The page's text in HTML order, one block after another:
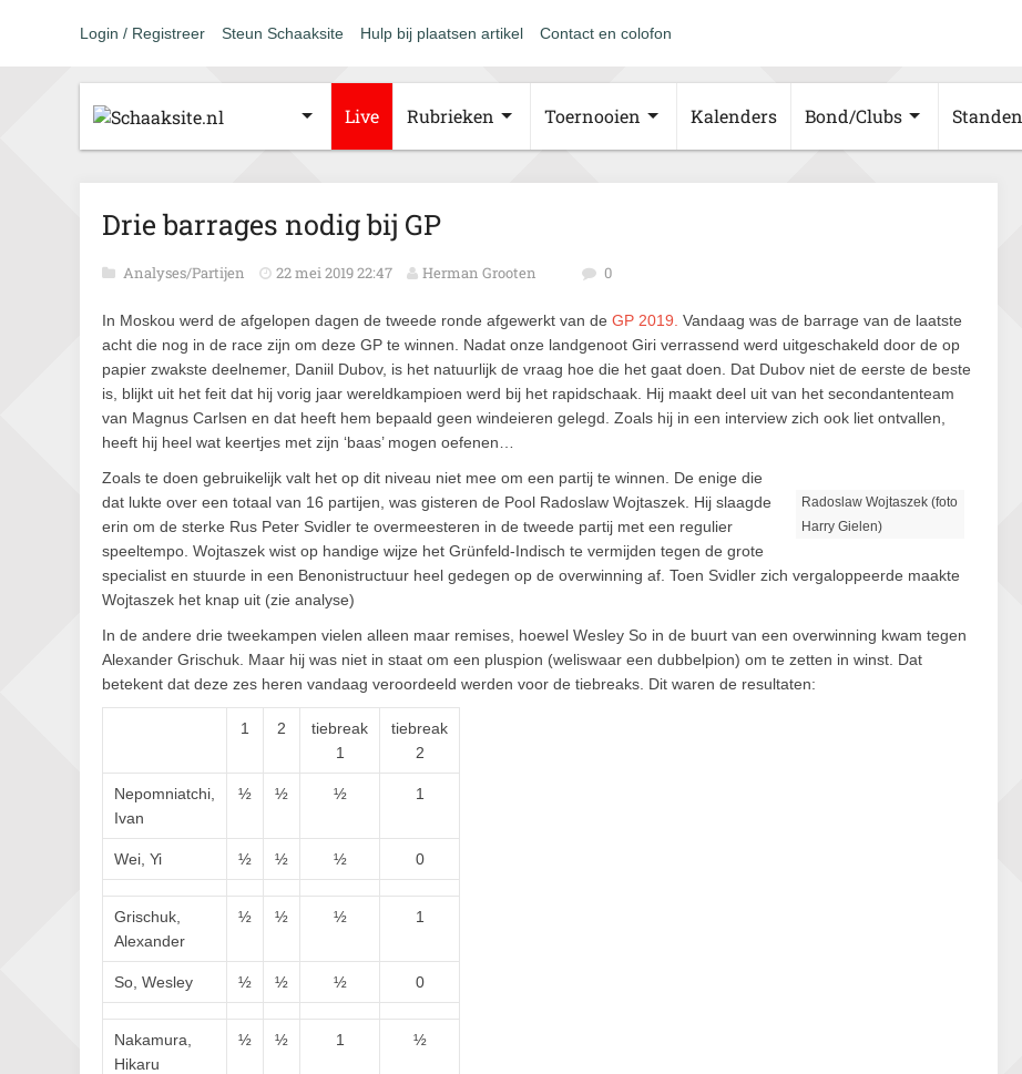
Login / Registreer Steun Schaaksite Hulp bij plaatsen artikel Contact en colofon
Live Rubrieken Toernooien Kalenders Bond/Clubs Standen
Drie barrages nodig bij GP
Analyses/Partijen 22 mei 2019 22:47 Herman Grooten 0
In Moskou werd de afgelopen dagen de tweede ronde afgewerkt van de GP 2019. Vandaag was de barrage van de laatste
acht die nog in de race zijn om deze GP te winnen. Nadat onze landgenoot Giri verrassend werd uitgeschakeld door de op
papier zwakste deelnemer, Daniil Dubov, is het natuurlijk de vraag hoe die het gaat doen. Dat Dubov niet de eerste de beste
is, blijkt uit het feit dat hij vorig jaar wereldkampioen werd bij het rapidschaak. Hij maakt deel uit van het secondantenteam
van Magnus Carlsen en dat heeft hem bepaald geen windeieren gelegd. Zoals hij in een interview zich ook liet ontvallen,
heeft hij heel wat keertjes met zijn ‘baas’ mogen oefenen…
Radoslaw Wojtaszek (foto
Harry Gielen)
Zoals te doen gebruikelijk valt het op dit niveau niet mee om een partij te winnen. De enige die
dat lukte over een totaal van 16 partijen, was gisteren de Pool Radoslaw Wojtaszek. Hij slaagde
erin om de sterke Rus Peter Svidler te overmeesteren in de tweede partij met een regulier
speeltempo. Wojtaszek wist op handige wijze het Grünfeld-Indisch te vermijden tegen de grote
specialist en stuurde in een Benonistructuur heel gedegen op de overwinning af. Toen Svidler zich vergaloppeerde maakte
Wojtaszek het knap uit (zie analyse)
In de andere drie tweekampen vielen alleen maar remises, hoewel Wesley So in de buurt van een overwinning kwam tegen
Alexander Grischuk. Maar hij was niet in staat om een pluspion (weliswaar een dubbelpion) om te zetten in winst. Dat
betekent dat deze zes heren vandaag veroordeeld werden voor de tiebreaks. Dit waren de resultaten:
1 2
tiebreak
1
tiebreak
2
Nepomniatchi,
Ivan
½ ½ ½ 1
Wei, Yi ½ ½ ½ 0
Grischuk,
Alexander
½ ½ ½ 1
So, Wesley ½ ½ ½ 0
Nakamura,
Hikaru
½ ½ 1 ½